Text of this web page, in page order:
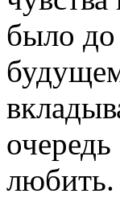
было
любить.